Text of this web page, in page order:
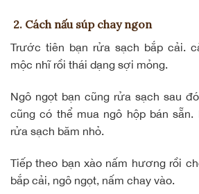
2. Cách nấu súp chay ngon
Trước tiên bạn rửa sạch bắp cải.
mộc nhĩ rồi thái dạng sợi mỏng.
Ngô ngọt bạn cũng rửa sạch sau
cũng có thể mua ngô hộp bán sẵn.
rửa sạch băm nhỏ.
Tiếp theo bạn xào nấm hương rồi
bắp cải, ngô ngọt, nấm chay vào.